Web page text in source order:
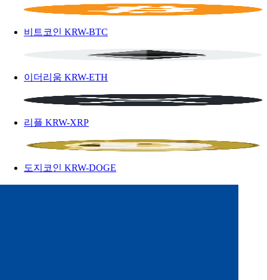
비트코인 KRW-BTC
이더리움 KRW-ETH
리플 KRW-XRP
도지코인 KRW-DOGE